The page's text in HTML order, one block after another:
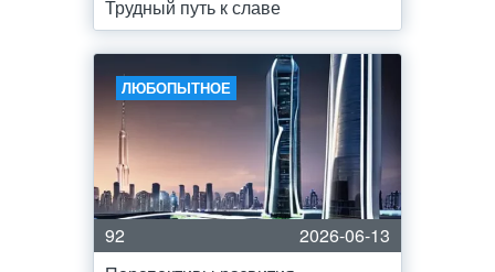
Трудный путь к славе
ЛЮБОПЫТНОЕ
92
2026-06-13